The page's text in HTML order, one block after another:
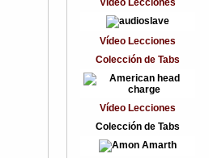
Vídeo Lecciones
Vídeo Lecciones
Colección de Tabs
Vídeo Lecciones
Colección de Tabs